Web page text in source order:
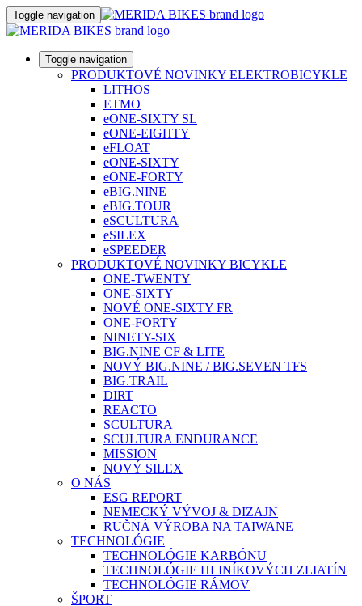
Toggle navigation
Toggle navigation
PRODUKTOVÉ NOVINKY ELEKTROBICYKLE
LITHOS
ETMO
eONE-SIXTY SL
eONE-EIGHTY
eFLOAT
eONE-SIXTY
eONE-FORTY
eBIG.NINE
eBIG.TOUR
eSCULTURA
eSILEX
eSPEEDER
PRODUKTOVÉ NOVINKY BICYKLE
ONE-TWENTY
ONE-SIXTY
NOVÉ ONE-SIXTY FR
ONE-FORTY
NINETY-SIX
BIG.NINE CF & LITE
NOVÝ BIG.NINE / BIG.SEVEN TFS
BIG.TRAIL
DIRT
REACTO
SCULTURA
SCULTURA ENDURANCE
MISSION
NOVÝ SILEX
O NÁS
ESG REPORT
NEMECKÝ VÝVOJ & DIZAJN
RUČNÁ VÝROBA NA TAIWANE
TECHNOLÓGIE
TECHNOLÓGIE KARBÓNU
TECHNOLÓGIE HLINÍKOVÝCH ZLIATÍN
TECHNOLÓGIE RÁMOV
ŠPORT